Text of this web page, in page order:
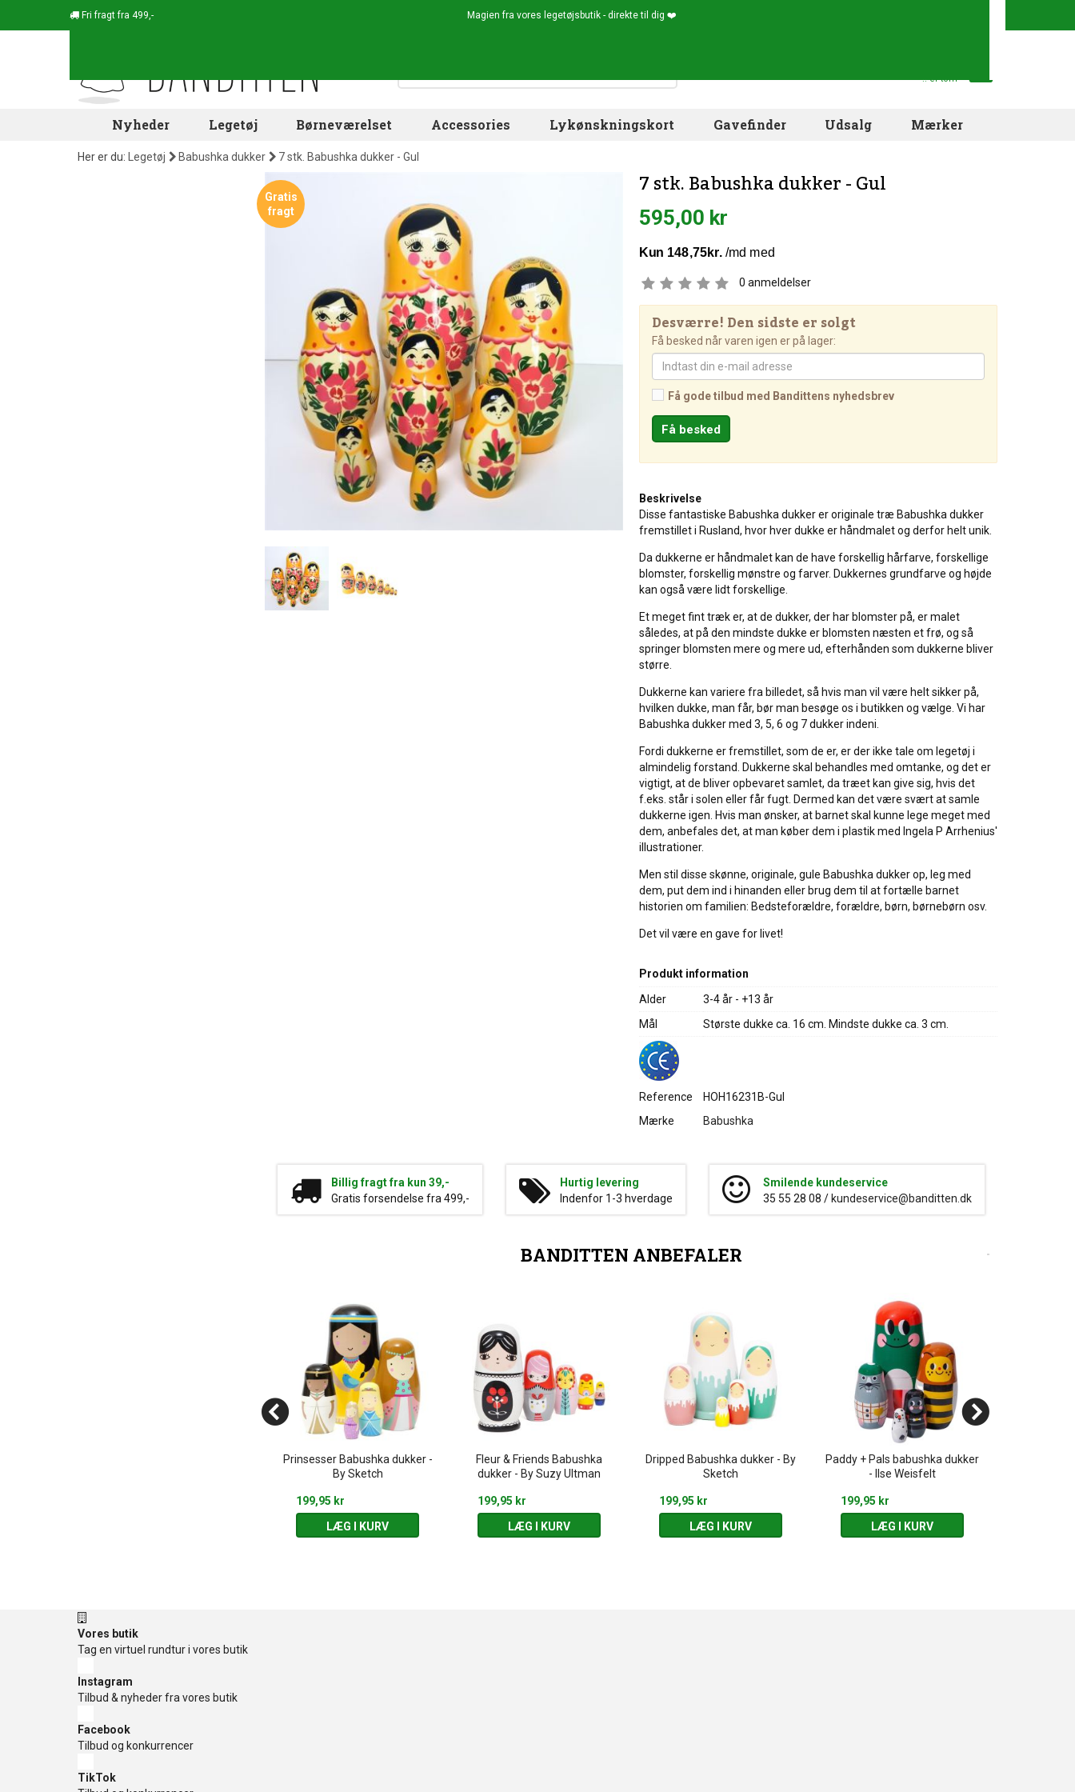
Fri fragt fra 499,- Magien fra vores legetøjsbutik - direkte til dig ❤️
.. er tom
Nyheder Legetøj Børneværelset Accessories Lykønskningskort Gavefinder Udsalg Mærker
Her er du: Legetøj Babushka dukker 7 stk. Babushka dukker - Gul
Gratis
fragt
7 stk. Babushka dukker - Gul
595,00 kr
0 anmeldelser
Desværre! Den sidste er solgt
Få besked når varen igen er på lager:
Få gode tilbud med Bandittens nyhedsbrev
Beskrivelse
Disse fantastiske Babushka dukker er originale træ Babushka dukker
fremstillet i Rusland, hvor hver dukke er håndmalet og derfor helt unik.
Da dukkerne er håndmalet kan de have forskellig hårfarve, forskellige
blomster, forskellig mønstre og farver. Dukkernes grundfarve og højde
kan også være lidt forskellige.
Et meget fint træk er, at de dukker, der har blomster på, er malet
således, at på den mindste dukke er blomsten næsten et frø, og så
springer blomsten mere og mere ud, efterhånden som dukkerne bliver
større.
Dukkerne kan variere fra billedet, så hvis man vil være helt sikker på,
hvilken dukke, man får, bør man besøge os i butikken og vælge. Vi har
Babushka dukker med 3, 5, 6 og 7 dukker indeni.
Fordi dukkerne er fremstillet, som de er, er der ikke tale om legetøj i
almindelig forstand. Dukkerne skal behandles med omtanke, og det er
vigtigt, at de bliver opbevaret samlet, da træet kan give sig, hvis det
f.eks. står i solen eller får fugt. Dermed kan det være svært at samle
dukkerne igen. Hvis man ønsker, at barnet skal kunne lege meget med
dem, anbefales det, at man køber dem i plastik med Ingela P Arrhenius'
illustrationer.
Men stil disse skønne, originale, gule Babushka dukker op, leg med
dem, put dem ind i hinanden eller brug dem til at fortælle barnet
historien om familien: Bedsteforældre, forældre, børn, børnebørn osv.
Det vil være en gave for livet!
Produkt information
Alder
3-4 år - +13 år
Mål
Største dukke ca. 16 cm. Mindste dukke ca. 3 cm.
Reference
HOH16231B-Gul
Mærke
Babushka
Billig fragt fra kun 39,-
Gratis forsendelse fra 499,-
Hurtig levering
Indenfor 1-3 hverdage
Smilende kundeservice
35 55 28 08 / kundeservice@banditten.dk
BANDITTEN ANBEFALER
Prinsesser Babushka dukker -
By Sketch
199,95 kr
LÆG I KURV
Fleur & Friends Babushka
dukker - By Suzy Ultman
199,95 kr
LÆG I KURV
Dripped Babushka dukker - By
Sketch
199,95 kr
LÆG I KURV
Paddy + Pals babushka dukker
- Ilse Weisfelt
199,95 kr
LÆG I KURV
Vores butik
Tag en virtuel rundtur i vores butik
Instagram
Tilbud & nyheder fra vores butik
Facebook
Tilbud og konkurrencer
TikTok